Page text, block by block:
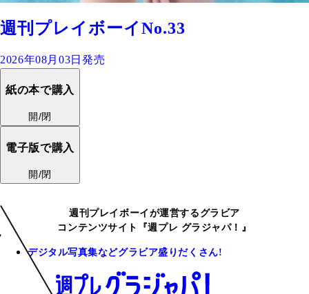
週刊プレイボーイNo.33
2026年08月03日発売
紙の本で購入
開/閉
電子版で購入
開/閉
週刊プレイボーイが運営するグラビア
コンテンツサイト『週プレ グラジャパ！』
デジタル写真集などグラビア盛りだくさん!